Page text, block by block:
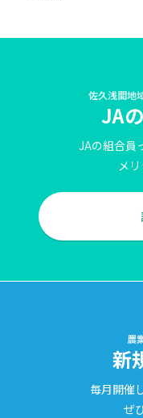
佐久浅間地
JA
JAの組合員
メ
農
新
毎月開催
ぜ